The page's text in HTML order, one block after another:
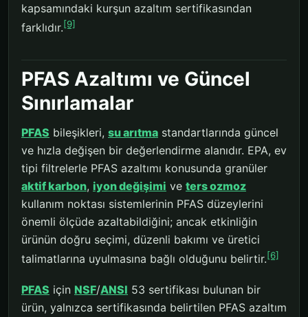
kapsamındaki kurşun azaltım sertifikasından
farklıdır.[9]
PFAS Azaltımı ve Güncel
Sınırlamalar
PFAS bileşikleri, su arıtma standartlarında güncel
ve hızla değişen bir değerlendirme alanıdır. EPA, ev
tipi filtrelerle PFAS azaltımı konusunda granüler
aktif karbon, iyon değişimi ve ters ozmoz
kullanım noktası sistemlerinin PFAS düzeylerini
önemli ölçüde azaltabildiğini; ancak etkinliğin
ürünün doğru seçimi, düzenli bakımı ve üretici
talimatlarına uyulmasına bağlı olduğunu belirtir.[6]
PFAS için NSF/ANSI 53 sertifikası bulunan bir
ürün, yalnızca sertifikasında belirtilen PFAS azaltım